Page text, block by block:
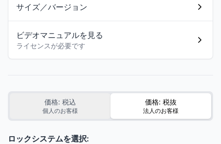
サイズ／バージョン
ビデオマニュアルを見る
ライセンスが必要です
価格: 税込
個人のお客様
価格: 税抜
法人のお客様
ロックシステムを選択: